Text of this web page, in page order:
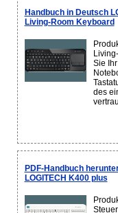
Handbuch in Deutsch
Living-Room Keyboard
Sie
des
PDF-Handbuch
LOGITECH K400 plus